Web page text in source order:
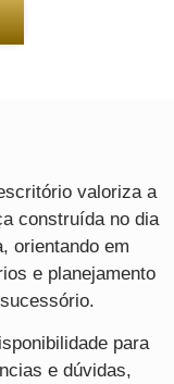
valoriza a
construída no dia
orientando em
e planejamento
sucessório.
para
e dúvidas,